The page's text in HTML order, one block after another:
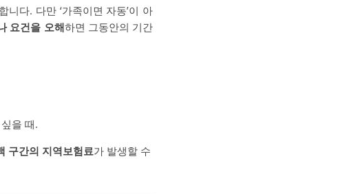
다. 다만 ‘가족이면 자동’이 아
요건을 오해하면 그동안의 기간
을 때.
구간의 지역보험료가 발생할 수